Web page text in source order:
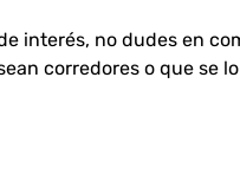
interés, no dudes en
corredores o que se